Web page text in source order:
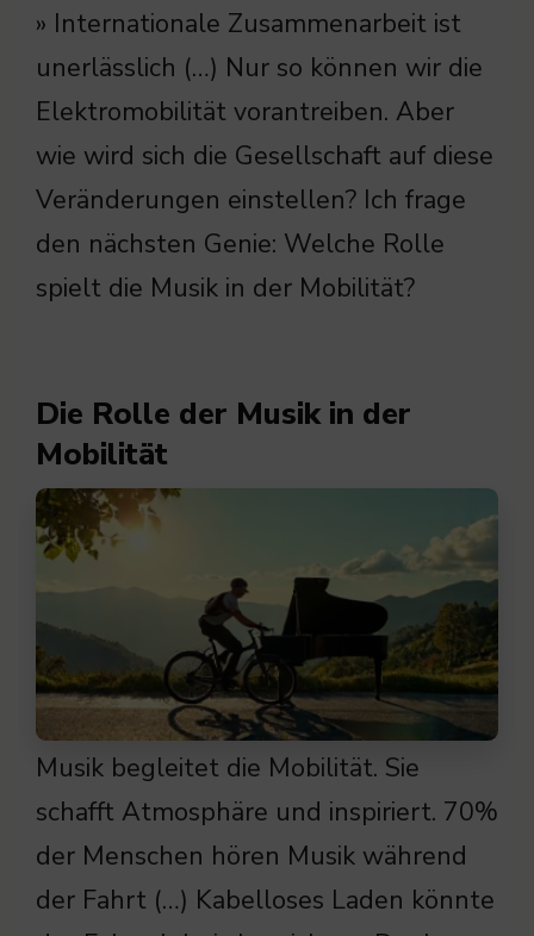
» Internationale Zusammenarbeit ist
unerlässlich (…) Nur so können wir die
Elektromobilität vorantreiben. Aber
wie wird sich die Gesellschaft auf diese
Veränderungen einstellen? Ich frage
den nächsten Genie: Welche Rolle
spielt die Musik in der Mobilität?
Die Rolle der Musik in der
Mobilität
Musik begleitet die Mobilität. Sie
schafft Atmosphäre und inspiriert. 70%
der Menschen hören Musik während
der Fahrt (…) Kabelloses Laden könnte